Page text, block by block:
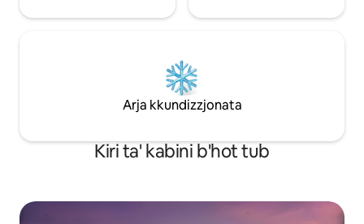
Arja kkundizzjonata
Kiri ta' kabini b'hot tub